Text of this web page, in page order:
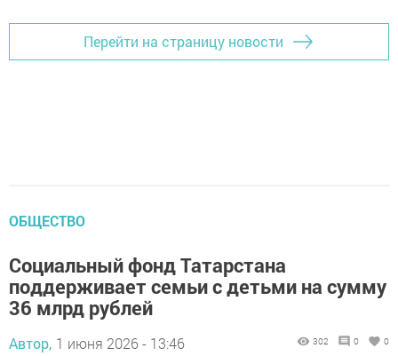
Перейти на страницу новости
ОБЩЕСТВО
Социальный фонд Татарстана
поддерживает семьи с детьми на сумму
36 млрд рублей
Автор, 1 июня 2026 - 13:46 302 0 0